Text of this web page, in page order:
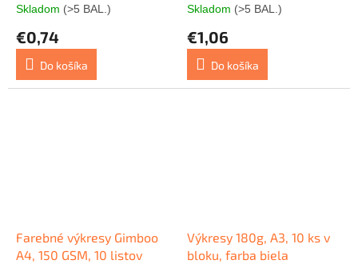
Skladom (>5 BAL.)
€0,74
Do košíka
Skladom (>5 BAL.)
€1,06
Do košíka
Farebné výkresy Gimboo
A4, 150 GSM, 10 listov
Výkresy 180g, A3, 10 ks v
bloku, farba biela